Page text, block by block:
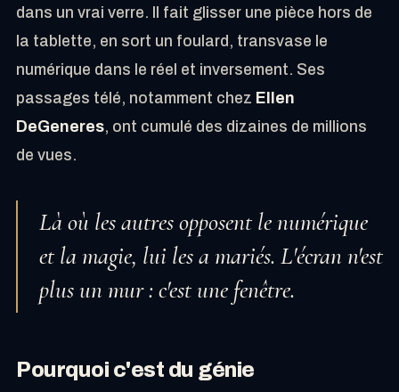
dans un vrai verre. Il fait glisser une pièce hors de
la tablette, en sort un foulard, transvase le
numérique dans le réel et inversement. Ses
passages télé, notamment chez Ellen
DeGeneres, ont cumulé des dizaines de millions
de vues.
Là où les autres opposent le numérique
et la magie, lui les a mariés. L'écran n'est
plus un mur : c'est une fenêtre.
Pourquoi c'est du génie